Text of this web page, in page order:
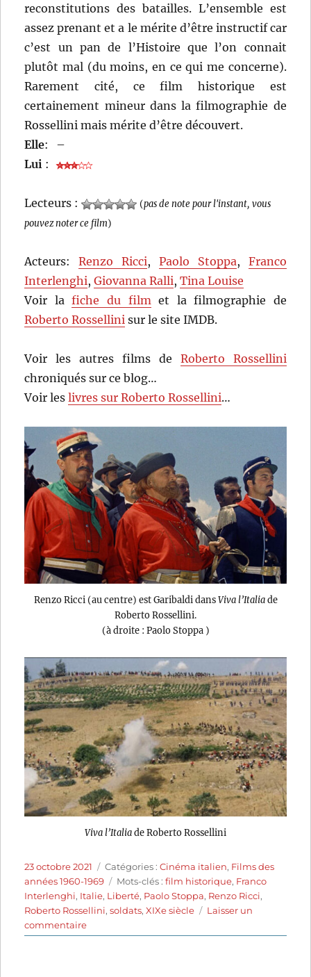
reconstitutions des batailles. L’ensemble est
assez prenant et a le mérite d’être instructif car
c’est un pan de l’Histoire que l’on connait
plutôt mal (du moins, en ce qui me concerne).
Rarement cité, ce film historique est
certainement mineur dans la filmographie de
Rossellini mais mérite d’être découvert.
Elle:
–
Lui :
Lecteurs : (pas de note pour l'instant, vous
pouvez noter ce film)
Acteurs:Renzo Ricci, Paolo Stoppa, Franco
Interlenghi,Giovanna Ralli,Tina Louise
Voir lafiche du filmet la filmographie de
Roberto Rossellini sur le site IMDB.
Voir les autres films de Roberto Rossellini
chroniqués sur ce blog…
Voir leslivres sur Roberto Rossellini…
Renzo Ricci (au centre) est Garibaldi dansViva l’Italiade
Roberto Rossellini.
(à droite : Paolo Stoppa )
Viva l’Italiade Roberto Rossellini
Publié
le
23 octobre 2021 Catégories
Catégories :Cinéma italien, Films des
années 1960-1969
Étiquettes
Mots-clés :film historique, Franco
Interlenghi, Italie, Liberté, Paolo Stoppa, Renzo Ricci,
Roberto Rossellini,soldats,XIXe siècle
Laisser un
commentairesur
Viva